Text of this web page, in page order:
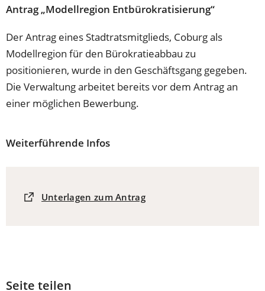
Antrag „Modellregion Entbürokratisierung“
Der Antrag eines Stadtratsmitglieds, Coburg als
Modellregion für den Bürokratieabbau zu
positionieren, wurde in den Geschäftsgang gegeben.
Die Verwaltung arbeitet bereits vor dem Antrag an
einer möglichen Bewerbung.
Weiterführende Infos
Unterlagen zum Antrag
(Öffnet
Seite teilen